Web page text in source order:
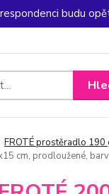
budu
FROTÉ prostěradlo 190
cm, prodloužené,